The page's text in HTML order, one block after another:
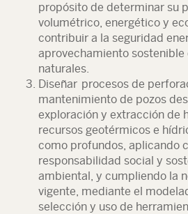
propósito de determinar su
volumétrico, energético y
contribuir a la seguridad
aprovechamiento sostenible
naturales.
Diseñar procesos de
mantenimiento de pozos
exploración y extracción de
recursos geotérmicos e
como profundos, aplicando
responsabilidad social y
ambiental, y cumpliendo la
vigente, mediante el
selección y uso de